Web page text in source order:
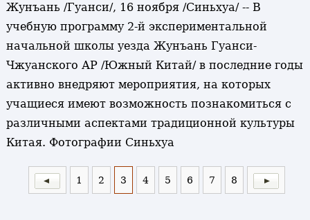
Жунъань /Гуанси/, 16 ноября /Синьхуа/ -- В
учебную программу 2-й экспериментальной
начальной школы уезда Жунъань Гуанси-
Чжуанского АР /Южный Китай/ в последние годы
активно внедряют мероприятия, на которых
учащиеся имеют возможность познакомиться с
различными аспектами традиционной культуры
Китая. Фотографии Синьхуа
1 2 3 4 5 6 7 8